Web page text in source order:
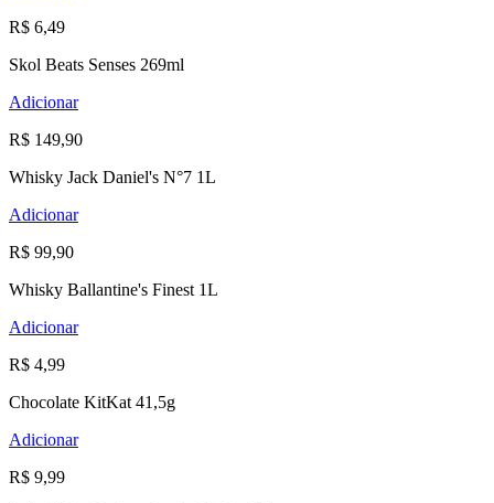
R$ 6,49
Skol Beats Senses 269ml
Adicionar
R$ 149,90
Whisky Jack Daniel's N°7 1L
Adicionar
R$ 99,90
Whisky Ballantine's Finest 1L
Adicionar
R$ 4,99
Chocolate KitKat 41,5g
Adicionar
R$ 9,99